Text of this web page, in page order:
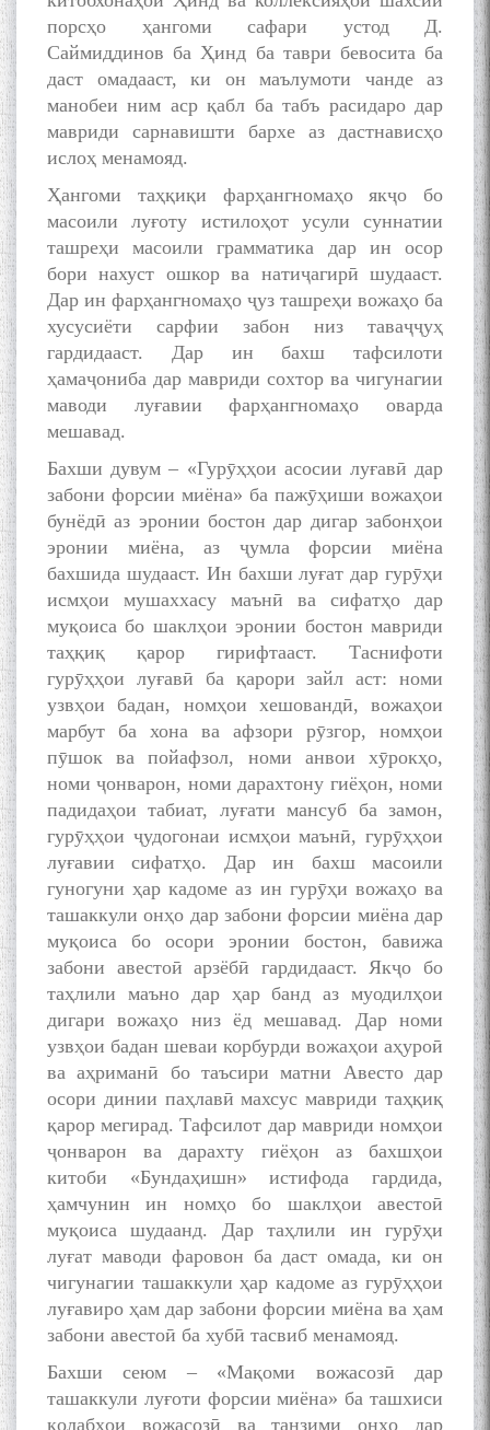
порсҳо ҳангоми сафари устод Д.
Саймиддинов ба Ҳинд ба таври бевосита ба
даст омадааст, ки он маълумоти чанде аз
манобеи ним аср қабл ба табъ расидаро дар
мавриди сарнавишти бархе аз дастнависҳо
ислоҳ менамояд.
Ҳангоми таҳқиқи фарҳангномаҳо якҷо бо
масоили луғоту истилоҳот усули суннатии
ташреҳи масоили грамматика дар ин осор
бори нахуст ошкор ва натиҷагирӣ шудааст.
Дар ин фарҳангномаҳо ҷуз ташреҳи вожаҳо ба
хусусиёти сарфии забон низ таваҷҷуҳ
гардидааст. Дар ин бахш тафсилоти
ҳамаҷониба дар мавриди сохтор ва чигунагии
маводи луғавии фарҳангномаҳо оварда
мешавад.
Бахши дувум – «Гурӯҳҳои асосии луғавӣ дар
забони форсии миёна» ба пажӯҳиши вожаҳои
бунёдӣ аз эронии бостон дар дигар забонҳои
эронии миёна, аз ҷумла форсии миёна
бахшида шудааст. Ин бахши луғат дар гурӯҳи
исмҳои мушаххасу маънӣ ва сифатҳо дар
муқоиса бо шаклҳои эронии бостон мавриди
таҳқиқ қарор гирифтааст. Таснифоти
гурӯҳҳои луғавӣ ба қарори зайл аст: номи
узвҳои бадан, номҳои хешовандӣ, вожаҳои
марбут ба хона ва афзори рӯзгор, номҳои
пӯшок ва пойафзол, номи анвои хӯрокҳо,
номи ҷонварон, номи дарахтону гиёҳон, номи
падидаҳои табиат, луғати мансуб ба замон,
гурӯҳҳои ҷудогонаи исмҳои маънӣ, гурӯҳҳои
луғавии сифатҳо. Дар ин бахш масоили
гуногуни ҳар кадоме аз ин гурӯҳи вожаҳо ва
ташаккули онҳо дар забони форсии миёна дар
муқоиса бо осори эронии бостон, бавижа
забони авестоӣ арзёбӣ гардидааст. Якҷо бо
таҳлили маъно дар ҳар банд аз муодилҳои
дигари вожаҳо низ ёд мешавад. Дар номи
узвҳои бадан шеваи корбурди вожаҳои аҳуроӣ
ва аҳриманӣ бо таъсири матни Авесто дар
осори динии паҳлавӣ махсус мавриди таҳқиқ
қарор мегирад. Тафсилот дар мавриди номҳои
ҷонварон ва дарахту гиёҳон аз бахшҳои
китоби «Бундаҳишн» истифода гардида,
ҳамчунин ин номҳо бо шаклҳои авестоӣ
муқоиса шудаанд. Дар таҳлили ин гурӯҳи
луғат маводи фаровон ба даст омада, ки он
чигунагии ташаккули ҳар кадоме аз гурӯҳҳои
луғавиро ҳам дар забони форсии миёна ва ҳам
забони авестоӣ ба хубӣ тасвиб менамояд.
Бахши сеюм – «Мақоми вожасозӣ дар
ташаккули луғоти форсии миёна» ба ташхиси
қолабҳои вожасозӣ ва танзими онҳо дар